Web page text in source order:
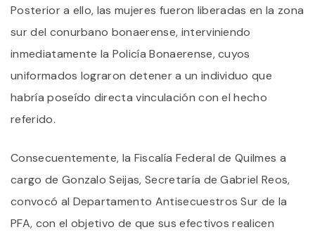
Posterior a ello, las mujeres fueron liberadas en la zona
sur del conurbano bonaerense, interviniendo
inmediatamente la Policía Bonaerense, cuyos
uniformados lograron detener a un individuo que
habría poseído directa vinculación con el hecho
referido.
Consecuentemente, la Fiscalía Federal de Quilmes a
cargo de Gonzalo Seijas, Secretaría de Gabriel Reos,
convocó al Departamento Antisecuestros Sur de la
PFA, con el objetivo de que sus efectivos realicen